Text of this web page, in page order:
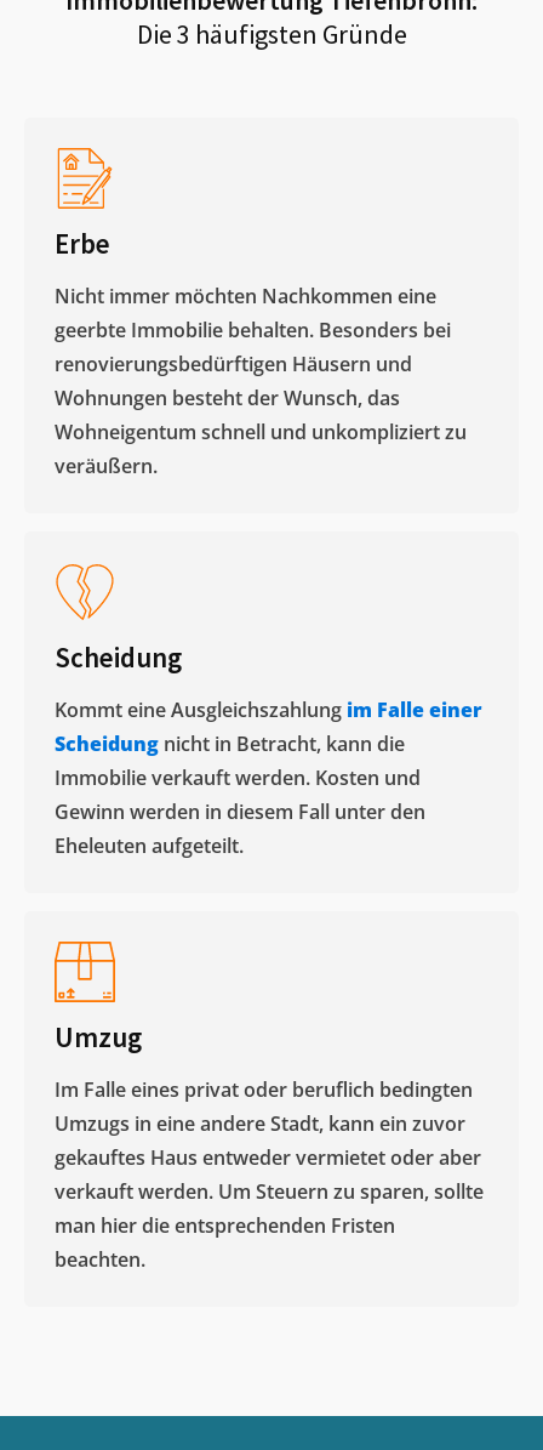
Die 3 häufigsten Gründe
Erbe
Nicht immer möchten Nachkommen eine
geerbte Immobilie behalten. Besonders bei
renovierungsbedürftigen Häusern und
Wohnungen besteht der Wunsch, das
Wohneigentum schnell und unkompliziert zu
veräußern. ​
Scheidung
Kommt eine Ausgleichszahlung im Falle einer
Scheidung nicht in Betracht, kann die
Immobilie verkauft werden. Kosten und
Gewinn werden in diesem Fall unter den
Eheleuten aufgeteilt.​
Umzug
Im Falle eines privat oder beruflich bedingten
Umzugs in eine andere Stadt, kann ein zuvor
gekauftes Haus entweder vermietet oder aber
verkauft werden. Um Steuern zu sparen, sollte
man hier die entsprechenden Fristen
beachten.